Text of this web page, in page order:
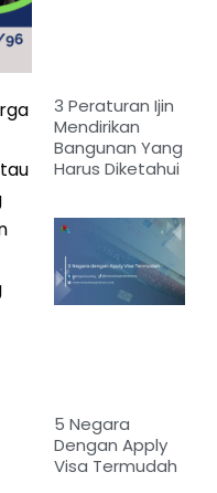
3 Peraturan Ijin
Mendirikan
Bangunan Yang
Harus Diketahui
5 Negara
Dengan Apply
Visa Termudah